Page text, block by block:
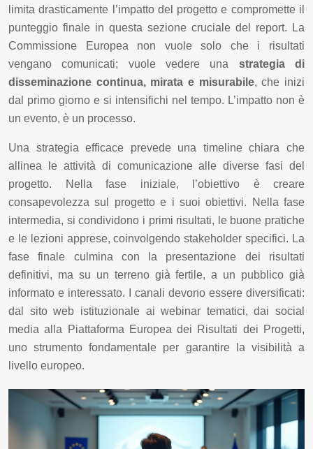
limita drasticamente l’impatto del progetto e compromette il
punteggio finale in questa sezione cruciale del report. La
Commissione Europea non vuole solo che i risultati
vengano comunicati; vuole vedere una strategia di
disseminazione continua, mirata e misurabile, che inizi
dal primo giorno e si intensifichi nel tempo. L’impatto non è
un evento, è un processo.
Una strategia efficace prevede una timeline chiara che
allinea le attività di comunicazione alle diverse fasi del
progetto. Nella fase iniziale, l’obiettivo è creare
consapevolezza sul progetto e i suoi obiettivi. Nella fase
intermedia, si condividono i primi risultati, le buone pratiche
e le lezioni apprese, coinvolgendo stakeholder specifici. La
fase finale culmina con la presentazione dei risultati
definitivi, ma su un terreno già fertile, a un pubblico già
informato e interessato. I canali devono essere diversificati:
dal sito web istituzionale ai webinar tematici, dai social
media alla Piattaforma Europea dei Risultati dei Progetti,
uno strumento fondamentale per garantire la visibilità a
livello europeo.